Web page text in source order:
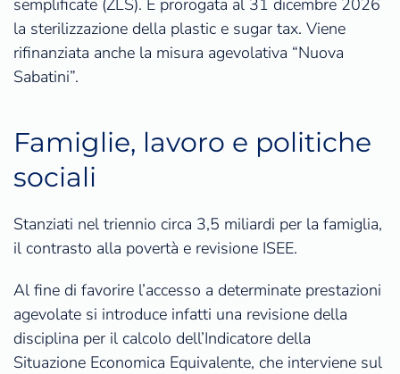
la sterilizzazione della plastic e sugar tax. Viene
rifinanziata anche la misura agevolativa “Nuova
Sabatini”.
Famiglie, lavoro e politiche
sociali
Stanziati nel triennio circa 3,5 miliardi per la famiglia,
il contrasto alla povertà e revisione ISEE.
Al fine di favorire l’accesso a determinate prestazioni
agevolate si introduce infatti una revisione della
disciplina per il calcolo dell’Indicatore della
Situazione Economica Equivalente, che interviene sul